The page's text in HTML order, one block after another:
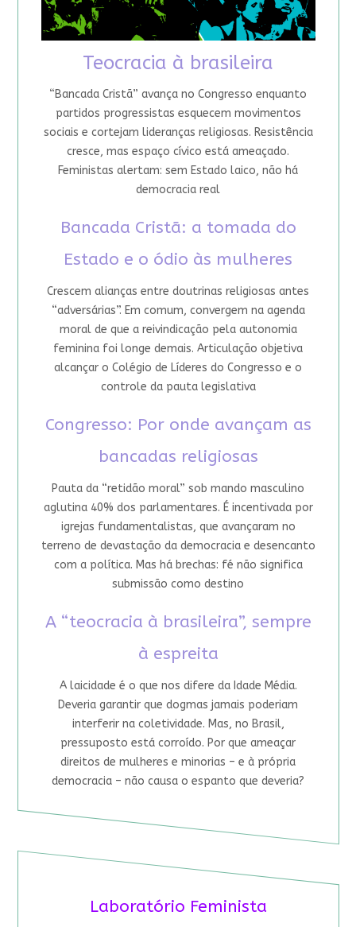
Teocracia à brasileira
“Bancada Cristã” avança no Congresso enquanto
partidos progressistas esquecem movimentos
sociais e cortejam lideranças religiosas. Resistência
cresce, mas espaço cívico está ameaçado.
Feministas alertam: sem Estado laico, não há
democracia real
Bancada Cristã: a tomada do
Estado e o ódio às mulheres
Crescem alianças entre doutrinas religiosas antes
“adversárias”. Em comum, convergem na agenda
moral de que a reivindicação pela autonomia
feminina foi longe demais. Articulação objetiva
alcançar o Colégio de Líderes do Congresso e o
controle da pauta legislativa
Congresso: Por onde avançam as
bancadas religiosas
Pauta da “retidão moral” sob mando masculino
aglutina 40% dos parlamentares. É incentivada por
igrejas fundamentalistas, que avançaram no
terreno de devastação da democracia e desencanto
com a política. Mas há brechas: fé não significa
submissão como destino
A “teocracia à brasileira”, sempre
à espreita
A laicidade é o que nos difere da Idade Média.
Deveria garantir que dogmas jamais poderiam
interferir na coletividade. Mas, no Brasil,
pressuposto está corroído. Por que ameaçar
direitos de mulheres e minorias – e à própria
democracia – não causa o espanto que deveria?
Laboratório Feminista